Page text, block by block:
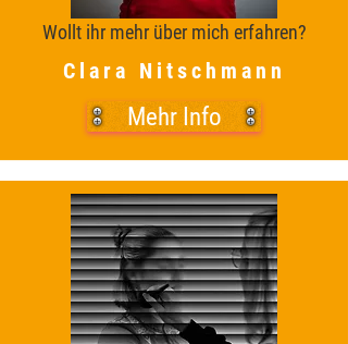
Wollt ihr mehr über mich erfahren?
Clara Nitschmann
Mehr Info